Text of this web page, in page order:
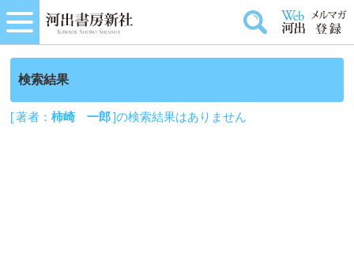
検索結果
[ 著者：柿崎 一郎]の検索結果はありません